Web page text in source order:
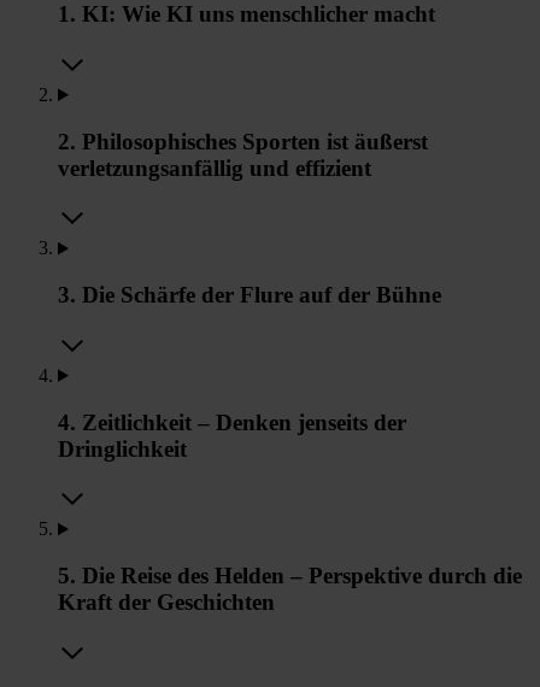
1. KI: Wie KI uns menschlicher macht
2. Philosophisches Sporten ist äußerst
verletzungsanfällig und effizient
3. Die Schärfe der Flure auf der Bühne
4. Zeitlichkeit – Denken jenseits der
Dringlichkeit
5. Die Reise des Helden – Perspektive durch die
Kraft der Geschichten